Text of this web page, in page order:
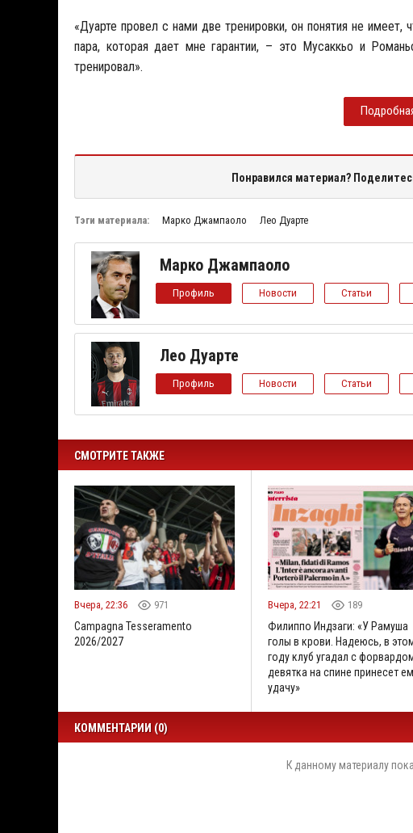
«Дуарте провел с нами две тренировки, он понятия не
пара, которая дает мне гарантии, – это Мусаккьо и
тренировал».
Понравился материал?
Тэги материала: Марко Джампаоло Лео Дуарте
Марко Джампаоло
Профиль Новости Статьи
Лео Дуарте
Профиль Новости Статьи
СМОТРИТЕ ТАКЖЕ
Вчера, 22:36 971
Campagna Tesseramento
2026/2027
Вчера, 22:21 189
Филиппо Индзаги: «У Рамуша
голы в крови. Надеюсь, в
году клуб угадал с
девятка на спине принесет
удачу»
КОММЕНТАРИИ (0)
К данному материалу